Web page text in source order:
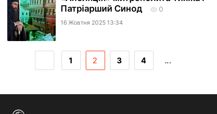
Патріарший Синод
0
16 Жовтня 2025 13:34
1 2 3 4 ...